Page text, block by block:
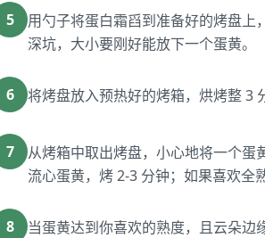
5
用勺子将蛋白霜舀到准备好的烤盘上
深坑，大小要刚好能放下一个蛋黄。
6 将烤盘放入预热好的烤箱，烘烤整 3
7
从烤箱中取出烤盘，小心地将一个
流心蛋黄，烤 2-3 分钟；如果喜欢全
8
当蛋黄达到你喜欢的熟度，且云朵